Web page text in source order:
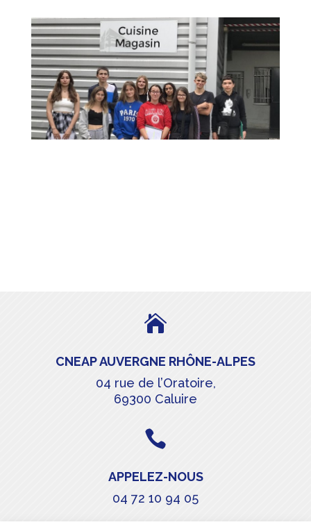

CNEAP AUVERGNE RHÔNE-ALPES
04 rue de l’Oratoire,
69300 Caluire

APPELEZ-NOUS
04 72 10 94 05